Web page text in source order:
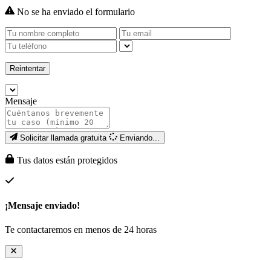
No se ha enviado el formulario
Reintentar
Mensaje
Solicitar llamada gratuita Enviando...
Tus datos están protegidos
¡Mensaje enviado!
Te contactaremos en menos de 24 horas